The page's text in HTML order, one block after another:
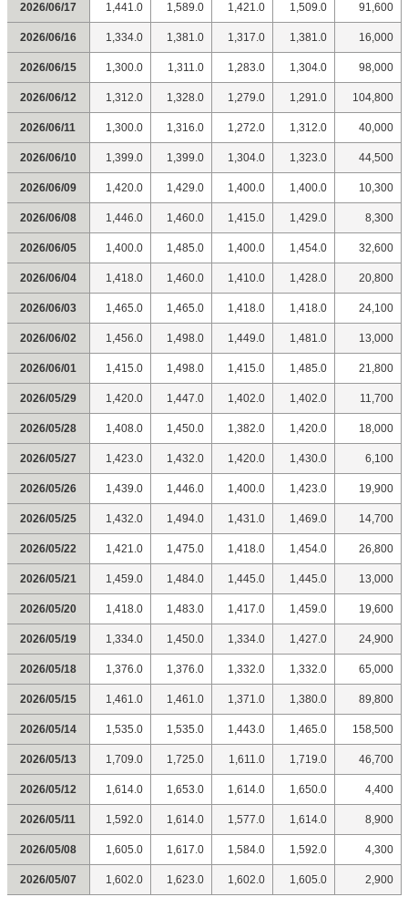
2026/06/17 1,441.0 1,589.0 1,421.0 1,509.0 91,600
2026/06/16 1,334.0 1,381.0 1,317.0 1,381.0 16,000
2026/06/15 1,300.0 1,311.0 1,283.0 1,304.0 98,000
2026/06/12 1,312.0 1,328.0 1,279.0 1,291.0 104,800
2026/06/11 1,300.0 1,316.0 1,272.0 1,312.0 40,000
2026/06/10 1,399.0 1,399.0 1,304.0 1,323.0 44,500
2026/06/09 1,420.0 1,429.0 1,400.0 1,400.0 10,300
2026/06/08 1,446.0 1,460.0 1,415.0 1,429.0 8,300
2026/06/05 1,400.0 1,485.0 1,400.0 1,454.0 32,600
2026/06/04 1,418.0 1,460.0 1,410.0 1,428.0 20,800
2026/06/03 1,465.0 1,465.0 1,418.0 1,418.0 24,100
2026/06/02 1,456.0 1,498.0 1,449.0 1,481.0 13,000
2026/06/01 1,415.0 1,498.0 1,415.0 1,485.0 21,800
2026/05/29 1,420.0 1,447.0 1,402.0 1,402.0 11,700
2026/05/28 1,408.0 1,450.0 1,382.0 1,420.0 18,000
2026/05/27 1,423.0 1,432.0 1,420.0 1,430.0 6,100
2026/05/26 1,439.0 1,446.0 1,400.0 1,423.0 19,900
2026/05/25 1,432.0 1,494.0 1,431.0 1,469.0 14,700
2026/05/22 1,421.0 1,475.0 1,418.0 1,454.0 26,800
2026/05/21 1,459.0 1,484.0 1,445.0 1,445.0 13,000
2026/05/20 1,418.0 1,483.0 1,417.0 1,459.0 19,600
2026/05/19 1,334.0 1,450.0 1,334.0 1,427.0 24,900
2026/05/18 1,376.0 1,376.0 1,332.0 1,332.0 65,000
2026/05/15 1,461.0 1,461.0 1,371.0 1,380.0 89,800
2026/05/14 1,535.0 1,535.0 1,443.0 1,465.0 158,500
2026/05/13 1,709.0 1,725.0 1,611.0 1,719.0 46,700
2026/05/12 1,614.0 1,653.0 1,614.0 1,650.0 4,400
2026/05/11 1,592.0 1,614.0 1,577.0 1,614.0 8,900
2026/05/08 1,605.0 1,617.0 1,584.0 1,592.0 4,300
2026/05/07 1,602.0 1,623.0 1,602.0 1,605.0 2,900